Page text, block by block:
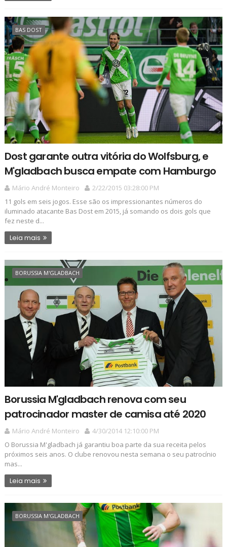
BAS DOST
Dost garante outra vitória do Wolfsburg, e
M'gladbach busca empate com Hamburgo
Mário André Monteiro
2/22/2015 03:28:00 PM
11 gols em seis jogos. Esse são os impressionantes números do
iluminado atacante Bas Dost em 2015, já somando os dois gols que
fez neste d...
Leia mais
BORUSSIA M'GLADBACH
Borussia M'gladbach renova com seu
patrocinador master de camisa até 2020
Mário André Monteiro
4/30/2014 12:10:00 PM
O Borussia M'gladbach já garantiu boa parte da sua receita pelos
próximos seis anos. O clube renovou nesta semana o seu patrocínio
mas...
Leia mais
BORUSSIA M'GLADBACH